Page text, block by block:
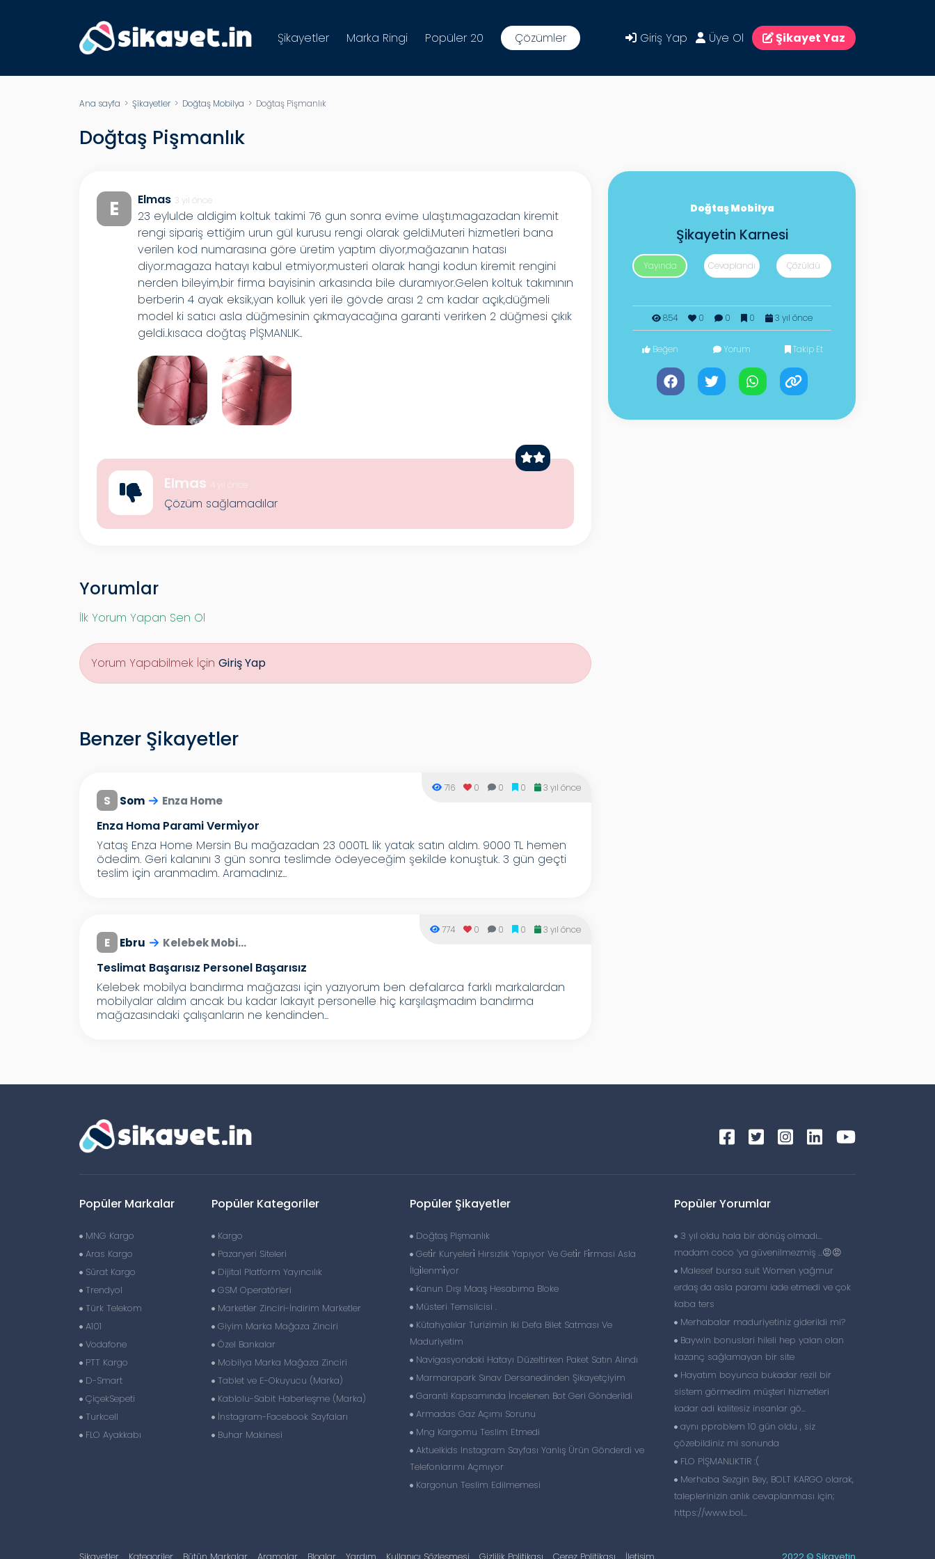
Şikayetler Marka Ringi Popüler 20 Çözümler Giriş Yap Üye Ol Şikayet Yaz
Ana sayfa > Şikayetler> Doğtaş Mobilya > Doğtaş Pişmanlık
Doğtaş Pişmanlık
E Elmas 3 yıl önce
23 eylulde aldigim koltuk takimi 76 gun sonra evime ulaştı.magazadan kiremit
rengi sipariş ettiğim urun gül kurusu rengi olarak geldi.Muteri hizmetleri bana
verilen kod numarasına göre üretim yaptım diyor,mağazanın hatası
diyor.magaza hatayı kabul etmiyor,musteri olarak hangi kodun kiremit rengini
nerden bileyim,bir firma bayisinin arkasında bile duramıyor.Gelen koltuk takımının
berberin 4 ayak eksik,yan kolluk yeri ile gövde arası 2 cm kadar açık,düğmeli
model ki satıcı asla düğmesinin çıkmayacağına garanti verirken 2 düğmesi çıkık
geldi..kısaca doğtaş PİŞMANLIK..
Elmas 4 yıl önce
Çözüm sağlamadılar
Doğtaş Mobilya
Şikayetin Karnesi
Yayında Cevaplandı Çözüldü
854 0 0 0 3 yıl önce
Beğen Yorum Takip Et
Yorumlar
İlk Yorum Yapan Sen Ol
Yorum Yapabilmek İçin Giriş Yap
Benzer Şikayetler
S Som Enza Home
Enza Homa Parami Vermi̇yor
716 0 0 0 3 yıl önce
Yataş Enza Home Mersin Bu mağazadan 23 000TL lik yatak satın aldım. 9000 TL hemen
ödedim. Geri kalanını 3 gün sonra teslimde ödeyeceğim şekilde konuştuk. 3 gün geçti
teslim için aranmadım. Aramadınız...
E Ebru Kelebek Mobi...
Teslimat Başarısız Personel Başarısız
774 0 0 0 3 yıl önce
Kelebek mobilya bandırma mağazası için yazıyorum ben defalarca farklı markalardan
mobilyalar aldım ancak bu kadar lakayıt personelle hiç karşılaşmadım bandırma
mağazasındaki çalışanların ne kendinden...
Popüler Markalar
MNG Kargo
Aras Kargo
Sürat Kargo
Trendyol
Türk Telekom
A101
Vodafone
PTT Kargo
D-Smart
ÇiçekSepeti
Turkcell
FLO Ayakkabı
Popüler Kategoriler
Kargo
Pazaryeri Siteleri
Dijital Platform Yayıncılık
GSM Operatörleri
Marketler Zinciri-İndirim Marketler
Giyim Marka Mağaza Zinciri
Özel Bankalar
Mobilya Marka Mağaza Zinciri
Tablet ve E-Okuyucu (Marka)
Kablolu-Sabit Haberleşme (Marka)
İnstagram-Facebook Sayfaları
Buhar Makinesi
Popüler Şikayetler
Doğtaş Pişmanlık
Geti̇r Kuryeleri̇ Hırsızlık Yapıyor Ve Geti̇r Fi̇rmasi Asla
İlgi̇lenmi̇yor
Kanun Dışı Maaş Hesabıma Bloke
Müsteri Temsilcisi .
Kütahyalılar Turizimin Iki Defa Bilet Satması Ve
Maduriyetim
Navigasyondaki Hatayı Düzeltirken Paket Satın Alındı
Marmarapark Sınav Dersanedinden Şikayetçiyim
Garanti Kapsamında İncelenen Bot Geri Gönderildi
Armadas Gaz Açımı Sorunu
Mng Kargomu Teslim Etmedi
Aktuelkids Instagram Sayfası Yanlış Ürün Gönderdi ve
Telefonlarımı Açmıyor
Kargonun Teslim Edilmemesi
Popüler Yorumlar
3 yıl oldu hala bir dönüş olmadı…
madam coco ‘ya güvenilmezmiş …😡😡
Malesef bursa suit Women yağmur
erdaş da asla paramı iade etmedi ve çok
kaba ters
Merhabalar maduriyetiniz giderildi mi?
Baywin bonuslari hileli hep yalan olan
kazanç sağlamayan bir site
Hayatım boyunca bukadar rezil bir
sistem görmedim müşteri hizmetleri
kadar adi kalitesiz insanlar gö...
aynı pproblem 10 gün oldu , siz
çözebildiniz mi sonunda
FLO PİŞMANLIKTIR :(
Merhaba Sezgin Bey, BOLT KARGO olarak,
taleplerinizin anlık cevaplanması için;
https://www.bol...